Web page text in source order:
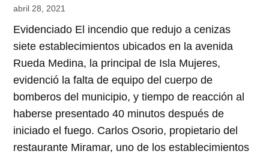
abril 28, 2021
Evidenciado El incendio que redujo a cenizas
siete establecimientos ubicados en la avenida
Rueda Medina, la principal de Isla Mujeres,
evidenció la falta de equipo del cuerpo de
bomberos del municipio, y tiempo de reacción al
haberse presentado 40 minutos después de
iniciado el fuego. Carlos Osorio, propietario del
restaurante Miramar, uno de los establecimientos